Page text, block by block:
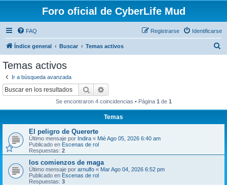
Foro oficial de CyberLife Mud
FAQ Identificarse
Registrarse
Índice general Buscar Temas activos
Temas activos
Ir a búsqueda avanzada
Buscar
Se encontraron 4 coincidencias • Página 1 de 1
Temas
El peligro de Quererte
Último mensaje por Indira « Mié Ago 05, 2026 6:40 am
Publicado en Escenas de rol
Respuestas: 2
los comienzos de maga
Último mensaje por arnulfo « Mar Ago 04, 2026 6:52 pm
Publicado en Escenas de rol
Respuestas: 3